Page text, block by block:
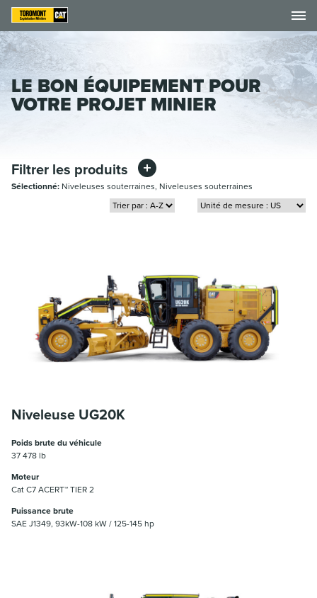
LE BON ÉQUIPEMENT POUR
VOTRE PROJET MINIER
Filtrer les produits
Sélectionné: Niveleuses souterraines, Niveleuses souterraines
Niveleuse UG20K
Poids brute du véhicule
37 478 lb
Moteur
Cat C7 ACERT™ TIER 2
Puissance brute
SAE J1349, 93kW-108 kW / 125-145 hp